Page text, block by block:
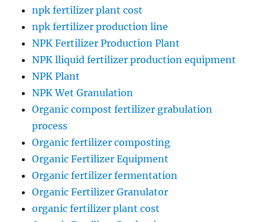
npk fertilizer plant cost
npk fertilizer production line
NPK Fertilizer Production Plant
NPK lliquid fertilizer production equipment
NPK Plant
NPK Wet Granulation
Organic compost fertilizer grabulation
process
Organic fertilizer composting
Organic Fertilizer Equipment
Organic fertilizer fermentation
Organic Fertilizer Granulator
organic fertilizer plant cost